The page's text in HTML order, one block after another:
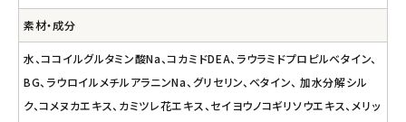
素材・成分
水、ココイルグルタミン酸Na、コカミドDEA、ラウラミドプロピルベタイン、
BG、ラウロイルメチルアラニンNa、グリセリン、ベタイン、 加水分解シル
ク、コメヌカエキス、カミツレ花エキス、セイヨウノコギリソウエキス、メリッ